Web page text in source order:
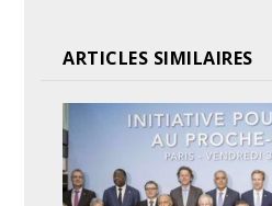
ARTICLES SIMILAIRES